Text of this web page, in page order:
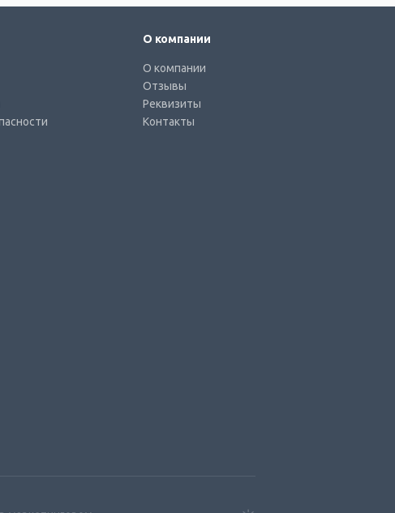
О компании
О компании
Отзывы
Реквизиты
Контакты